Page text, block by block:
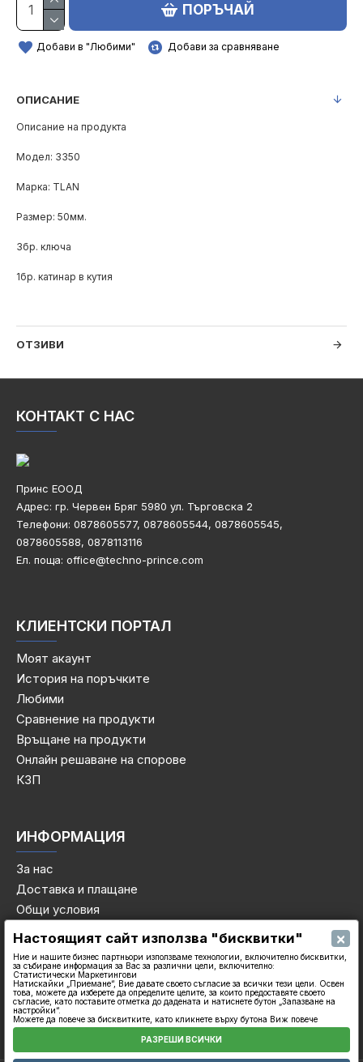
ПОРЪЧАЙ
Добави в "Любими" Добави за сравняване
ОПИСАНИЕ
Описание на продукта
Модел: 3350
Марка: TLAN
Размер: 50мм.
3бр. ключа
1бр. катинар в кутия
ОТЗИВИ
КОНТАКТ С НАС
Принс ЕООД
Адрес: гр. Червен Бряг 5980 ул. Търговска 2
Телефони: 0878605577, 0878605544, 0878605545,
0878605588, 0878113116
Ел. поща: office@techno-prince.com
КЛИЕНТСКИ ПОРТАЛ
Моят акаунт
История на поръчките
Любими
Сравнение на продукти
Връщане на продукти
Онлайн решаване на спорове
КЗП
ИНФОРМАЦИЯ
За нас
Доставка и плащане
Общи условия
Декларация за поверителност
Политика за бисквитките
Контакти
Настоящият сайт използва "бисквитки" ×
Ние и нашите бизнес партньори използваме технологии, включително бисквитки,
за събиране информация за Вас за различни цели, включително:
Статистически Маркетингови
Натискайки „Приемане“, Вие давате своето съгласие за всички тези цели. Освен
това, можете да изберете да определите целите, за които предоставяте своето
съгласие, като поставите отметка до дадената и натиснете бутон „Запазване на
настройки“.
Можете да повече за бисквитките, като кликнете върху бутона Виж повече
РАЗРЕШИ ВСИЧКИ